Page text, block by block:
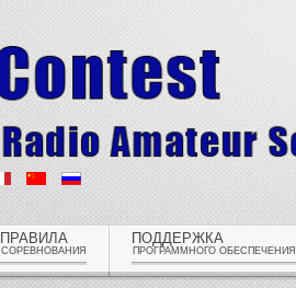
ПРАВИЛА
СОРЕВНОВАНИЯ
ПОДДЕРЖКА
ПРОГРАММНОГО ОБЕСПЕЧЕНИЯ